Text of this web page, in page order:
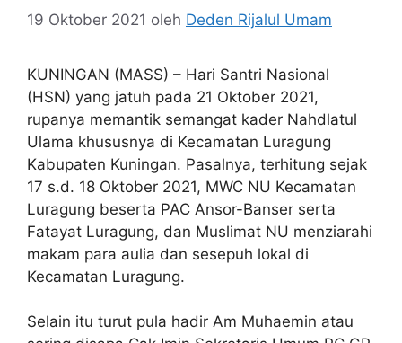
19 Oktober 2021 oleh Deden Rijalul Umam
KUNINGAN (MASS) – Hari Santri Nasional
(HSN) yang jatuh pada 21 Oktober 2021,
rupanya memantik semangat kader Nahdlatul
Ulama khususnya di Kecamatan Luragung
Kabupaten Kuningan. Pasalnya, terhitung sejak
17 s.d. 18 Oktober 2021, MWC NU Kecamatan
Luragung beserta PAC Ansor-Banser serta
Fatayat Luragung, dan Muslimat NU menziarahi
makam para aulia dan sesepuh lokal di
Kecamatan Luragung.
Selain itu turut pula hadir Am Muhaemin atau